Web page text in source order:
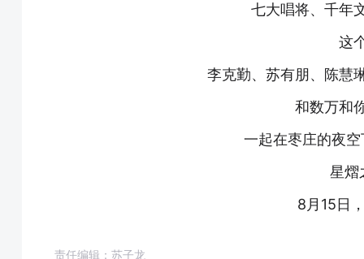
七大唱将、千年
这
李克勤、苏有朋、陈慧
和数万和
一起在枣庄的夜
星熠
8月15日
责任编辑：苏子龙